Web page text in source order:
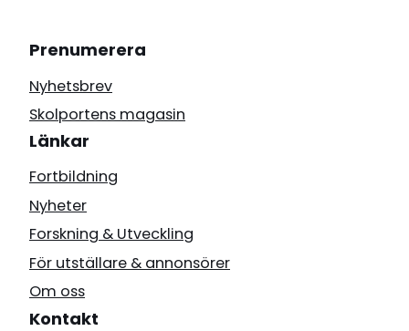
Prenumerera
Nyhetsbrev
Skolportens magasin
Länkar
Fortbildning
Nyheter
Forskning & Utveckling
För utställare & annonsörer
Om oss
Kontakt